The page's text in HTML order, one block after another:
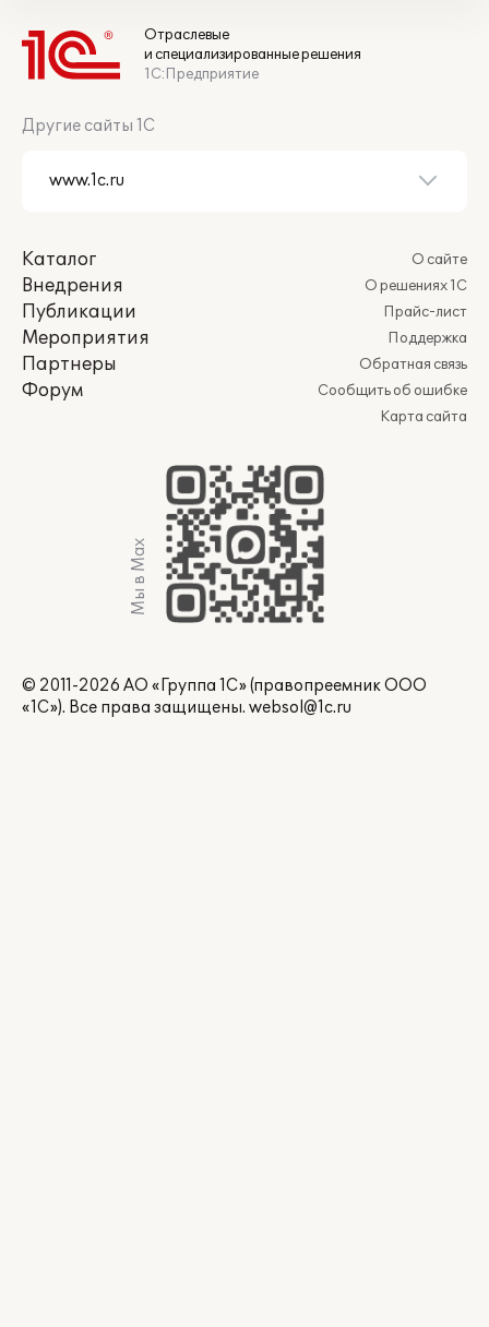
Отраслевые
и специализированные решения
1С:Предприятие
Другие сайты 1С
Каталог
Внедрения
Публикации
Мероприятия
Партнеры
Форум
О сайте
О решениях 1С
Прайс-лист
Поддержка
Обратная связь
Сообщить об ошибке
Карта сайта
Мы в Max
© 2011-2026 АО «Группа 1С» (правопреемник ООО
«1С»). Все права защищены. websol@1c.ru